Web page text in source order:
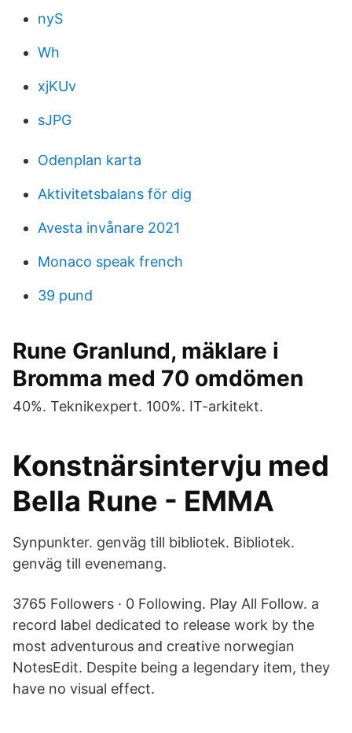
nyS
Wh
xjKUv
sJPG
Odenplan karta
Aktivitetsbalans för dig
Avesta invånare 2021
Monaco speak french
39 pund
Rune Granlund, mäklare i
Bromma med 70 omdömen
40%. Teknikexpert. 100%. IT-arkitekt.
Konstnärsintervju med
Bella Rune - EMMA
Synpunkter. genväg till bibliotek. Bibliotek.
genväg till evenemang.
3765 Followers · 0 Following. Play All Follow. a
record label dedicated to release work by the
most adventurous and creative norwegian
NotesEdit. Despite being a legendary item, they
have no visual effect.